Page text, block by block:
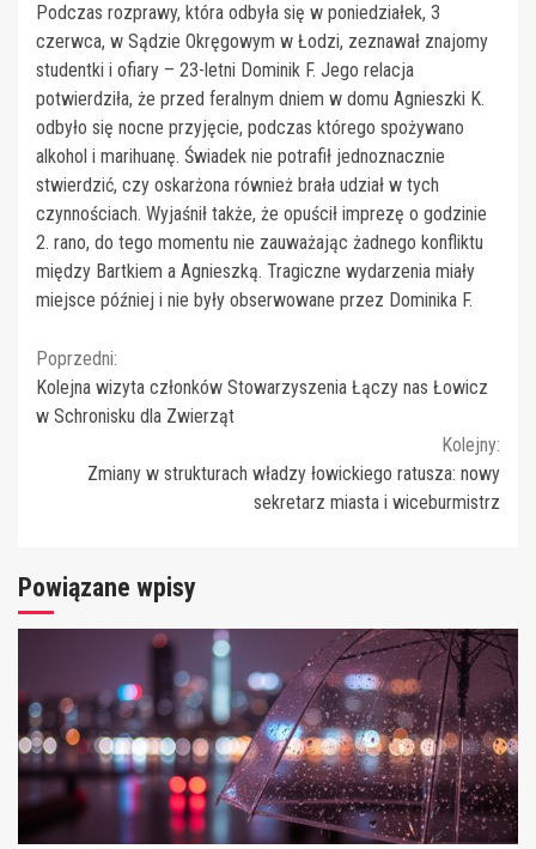
Podczas rozprawy, która odbyła się w poniedziałek, 3
czerwca, w Sądzie Okręgowym w Łodzi, zeznawał znajomy
studentki i ofiary – 23-letni Dominik F. Jego relacja
potwierdziła, że przed feralnym dniem w domu Agnieszki K.
odbyło się nocne przyjęcie, podczas którego spożywano
alkohol i marihuanę. Świadek nie potrafił jednoznacznie
stwierdzić, czy oskarżona również brała udział w tych
czynnościach. Wyjaśnił także, że opuścił imprezę o godzinie
2. rano, do tego momentu nie zauważając żadnego konfliktu
między Bartkiem a Agnieszką. Tragiczne wydarzenia miały
miejsce później i nie były obserwowane przez Dominika F.
Continue
Reading
Poprzedni:
Kolejna wizyta członków Stowarzyszenia Łączy nas Łowicz
w Schronisku dla Zwierząt
Kolejny:
Zmiany w strukturach władzy łowickiego ratusza: nowy
sekretarz miasta i wiceburmistrz
Powiązane wpisy